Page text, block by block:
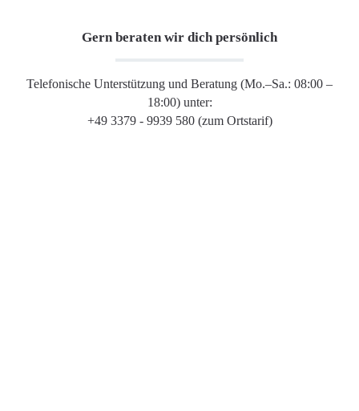
Gern beraten wir dich persönlich
Telefonische Unterstützung und Beratung (Mo.–Sa.: 08:00 –
18:00) unter:
+49 3379 - 9939 580 (zum Ortstarif)